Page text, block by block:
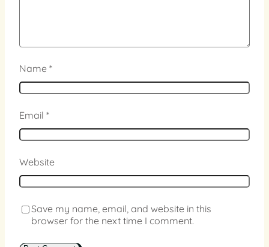
Name *
Email *
Website
Save my name, email, and website in this
browser for the next time I comment.